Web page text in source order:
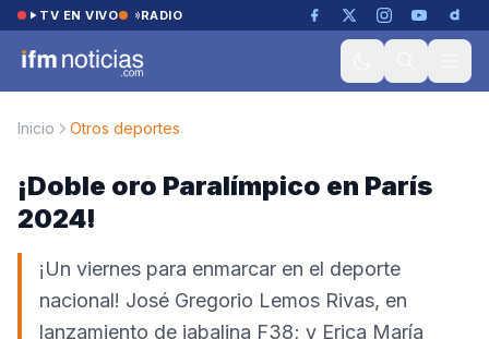
Saltar al contenido
TV EN VIVO RADIO
Inicio Otros deportes
¡Doble oro Paralímpico en París
2024!
¡Un viernes para enmarcar en el deporte
nacional! José Gregorio Lemos Rivas, en
lanzamiento de jabalina F38; y Erica María